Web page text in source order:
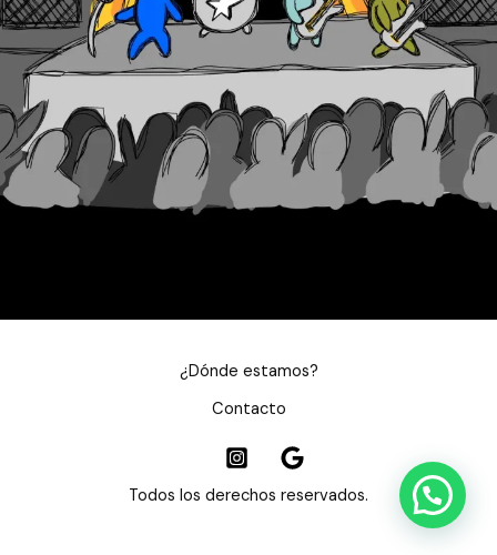
¿Dónde estamos?
Contacto
Todos los derechos reservados.